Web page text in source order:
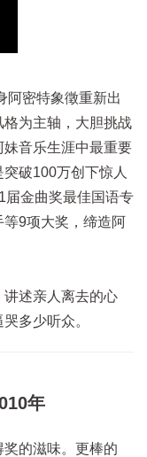
阿密特象徵重新出
为主轴，大胆挑战
妹音乐生涯中最重要
破100万创下惊人
届金曲奖最佳国语专
9项大奖，缔造阿
述亲人离去的心
多少听众。
年
奖的滋味。更棒的